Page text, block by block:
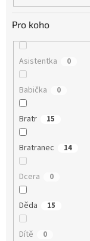
Pro koho
Asistentka 0
Babička 0
Bratr 15
Bratranec 14
Dcera 0
Děda 15
Dítě 0